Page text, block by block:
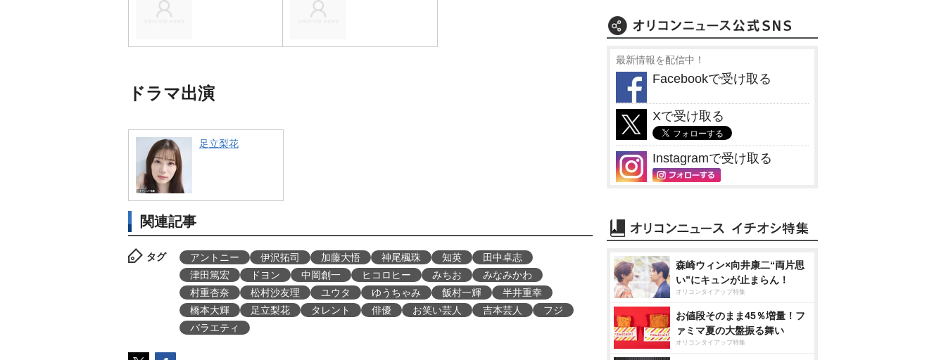
ドラマ出演
足立梨花
関連記事
タグ アントニー 伊沢拓司 加藤大悟 神尾楓珠 知英
田中卓志
津田篤宏
ドヨン 中岡創一 ヒコロヒー みちお
みなみかわ
村重杏奈
松村沙友理 ユウタ ゆうちゃみ 飯村一輝
半井重幸
橋本大輝
足立梨花 タレント 俳優 お笑い芸人 吉本芸人
フジ
バラエティ
最新情報を配信中！
Facebookで受け取る
Xで受け取る
Instagramで受け取る
森崎ウィン×向井康二“両片思
い”にキュンが止まらん！
オリコンタイアップ特集
お値段そのまま45％増量！フ
ァミマ夏の大盤振る舞い
オリコンタイアップ特集